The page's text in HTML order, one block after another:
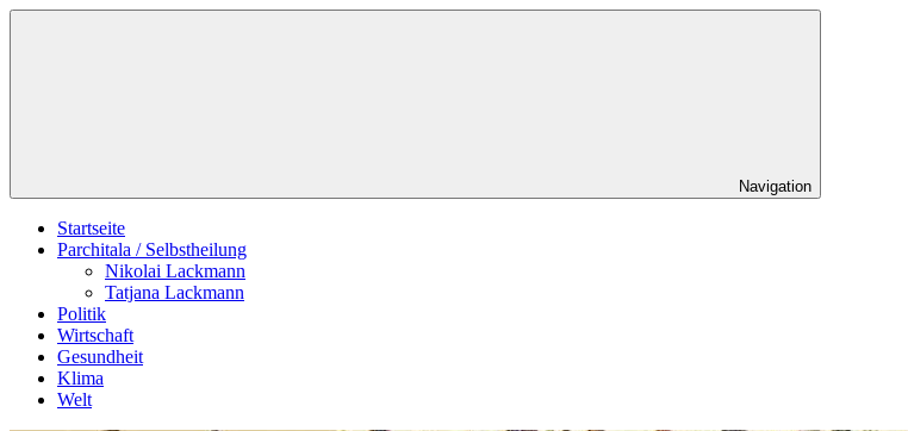
Zum
Navigation
Startseite
Parchitala / Selbstheilung
Nikolai Lackmann
Tatjana Lackmann
Politik
Wirtschaft
Gesundheit
Klima
Welt